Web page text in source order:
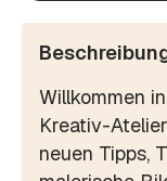
Willkommen
Kreativ-
neuen Tipps,